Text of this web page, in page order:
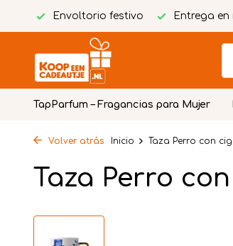
Envoltorio festivo Entrega en
TapParfum – Fragancias para Mujer
Volver atrás Inicio Taza Perro con
Taza Perro